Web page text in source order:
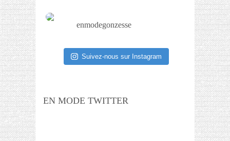
enmodegonzesse
Suivez-nous sur Instagram
EN MODE TWITTER